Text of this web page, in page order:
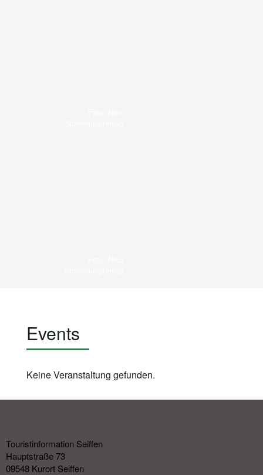
Events
Keine Veranstaltung gefunden.
Touristinformation Seiffen
Hauptstraße 73
09548 Kurort Seiffen